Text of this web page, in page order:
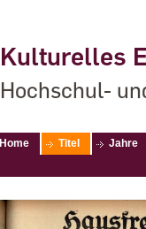
Kulturelles
Hochschul-
Home Titel Jahre